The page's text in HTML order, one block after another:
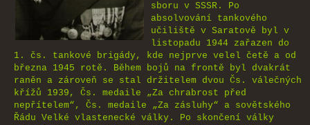
sboru v SSSR. Po
absolvování tankového
učiliště v Saratově byl v
listopadu 1944 zařazen do
1. čs. tankové brigády, kde nejprve velel četě a od
března 1945 rotě. Během bojů na frontě byl dvakrát
raněn a zároveň se stal držitelem dvou Čs. válečných
křížů 1939, Čs. medaile „Za chrabrost před
nepřítelem“, Čs. medaile „Za zásluhy“ a sovětského
Řádu Velké vlastenecké války. Po skončení války